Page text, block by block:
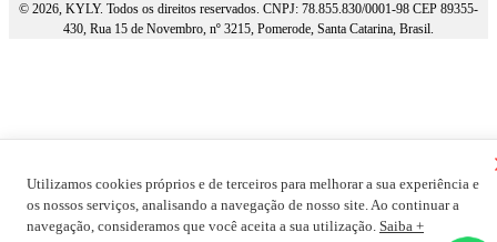
Utilizamos cookies próprios e de terceiros para melhorar a sua experiência e
os nossos serviços, analisando a navegação de nosso site. Ao continuar a
navegação, consideramos que você aceita a sua utilização. Saiba +
© 2026, KYLY. Todos os direitos reservados. CNPJ: 78.855.830/0001-98 CEP 89355-
430, Rua 15 de Novembro, nº 3215, Pomerode, Santa Catarina, Brasil.